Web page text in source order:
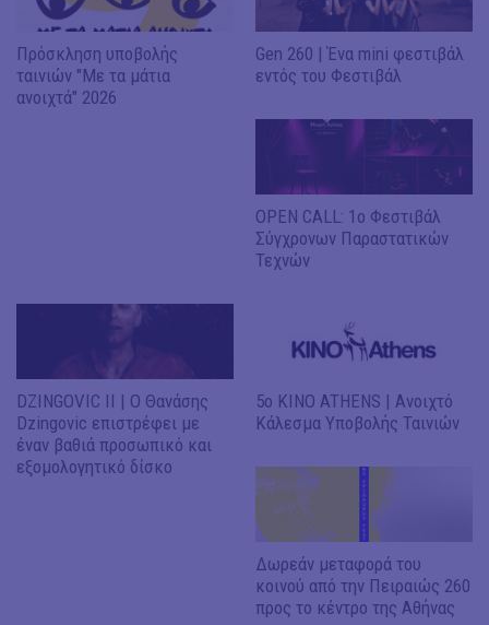
Πρόσκληση υποβολής
ταινιών "Με τα μάτια
ανοιχτά" 2026
Gen 260 | Ένα mini φεστιβάλ
εντός του Φεστιβάλ
OPEN CALL: 1ο Φεστιβάλ
Σύγχρονων Παραστατικών
Τεχνών
DZINGOVIC II | Ο Θανάσης
Dzingovic επιστρέφει με
έναν βαθιά προσωπικό και
εξομολογητικό δίσκο
5ο ΚΙΝΟ ATHENS | Ανοιχτό
Κάλεσμα Υποβολής Ταινιών
Δωρεάν μεταφορά του
κοινού από την Πειραιώς 260
προς το κέντρο της Αθήνας